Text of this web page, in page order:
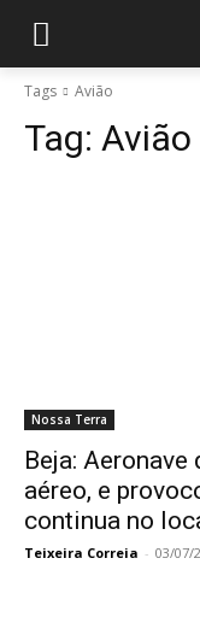
Tags Avião
Tag: Avião
Nossa Terra
Beja:
aéreo, e
continua no
Teixeira Correia - 03/07/